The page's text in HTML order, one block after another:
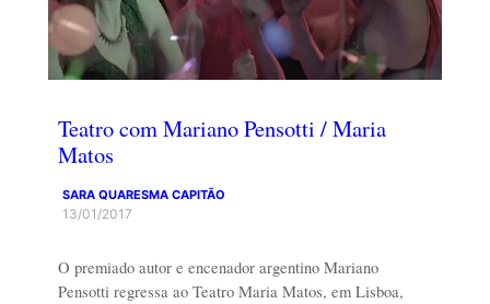
Teatro com Mariano Pensotti / Maria
Matos
SARA QUARESMA CAPITÃO
13/01/2017
O premiado autor e encenador argentino Mariano
Pensotti regressa ao Teatro Maria Matos, em Lisboa,